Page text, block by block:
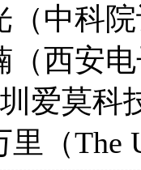
（中科
（西安
爱莫科
里（The